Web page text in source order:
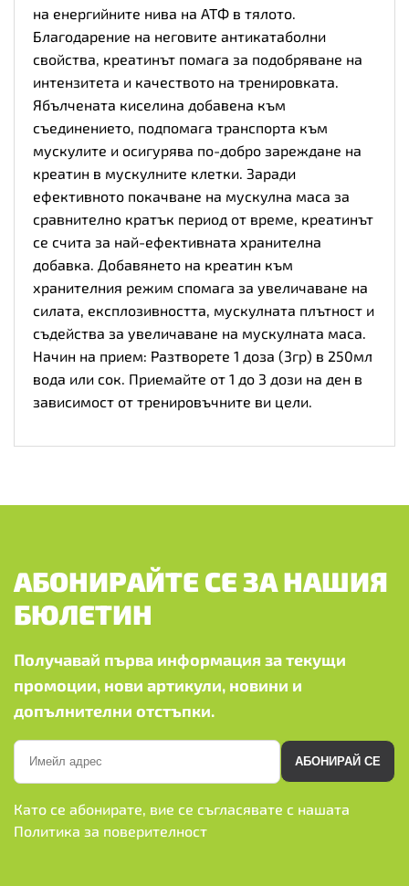
на енергийните нива на АТФ в тялото.
Благодарение на неговите антикатаболни
свойства, креатинът помага за подобряване на
интензитета и качеството на тренировката.
Ябълчената киселина добавена към
съединението, подпомага транспорта към
мускулите и осигурява по-добро зареждане на
креатин в мускулните клетки. Заради
ефективното покачване на мускулна маса за
сравнително кратък период от време, креатинът
се счита за най-ефективната хранителна
добавка. Добавянето на креатин към
хранителния режим спомага за увеличаване на
силата, експлозивността, мускулната плътност и
съдейства за увеличаване на мускулната маса.
Начин на прием: Разтворете 1 доза (3гр) в 250мл
вода или сок. Приемайте от 1 до 3 дози на ден в
зависимост от тренировъчните ви цели.
АБОНИРАЙТЕ СЕ ЗА НАШИЯ
БЮЛЕТИН
Получавай първа информация за текущи
промоции, нови артикули, новини и
допълнителни отстъпки.
АБОНИРАЙ СЕ
Като се абонирате, вие се съгласявате с нашата
Политика за поверителност